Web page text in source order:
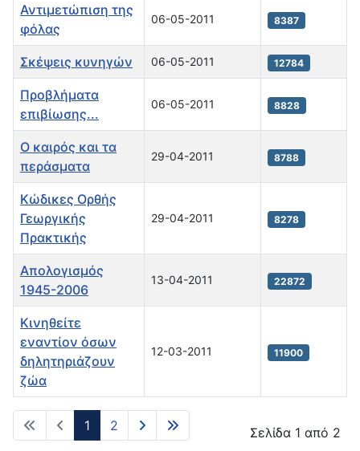
Αντιμετώπιση της
φόλας
06-05-2011 8387
Σκέψεις κυνηγών 06-05-2011 12784
Προβλήματα
επιβίωσης...
06-05-2011 8828
Ο καιρός και τα
περάσματα
29-04-2011 8788
Κώδικες Ορθής
Γεωργικής
Πρακτικής
29-04-2011 8278
Απολογισμός
1945-2006
13-04-2011 22872
Kινηθείτε
εναντίον όσων
δηλητηριάζουν
ζώα
12-03-2011 11900
Σελίδα 1 από 2
1 2